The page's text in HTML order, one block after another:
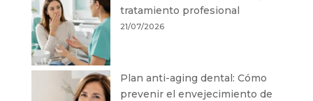
tratamiento profesional
21/07/2026
Plan anti-aging dental: Cómo
prevenir el envejecimiento de